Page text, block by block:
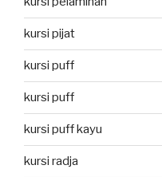
kursi pijat
kursi puff
kursi puff
kursi puff kayu
kursi radja